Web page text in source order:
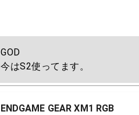
GOD
今はS2使ってます。
ENDGAME GEAR XM1 RGB